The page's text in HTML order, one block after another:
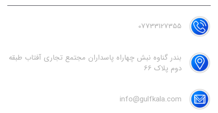
07733127355
بندر گناوه نبش چهاراه پاسداران مجتمع تجاری آفتاب طبقه
دوم پلاک 66
info@gulfkala.com